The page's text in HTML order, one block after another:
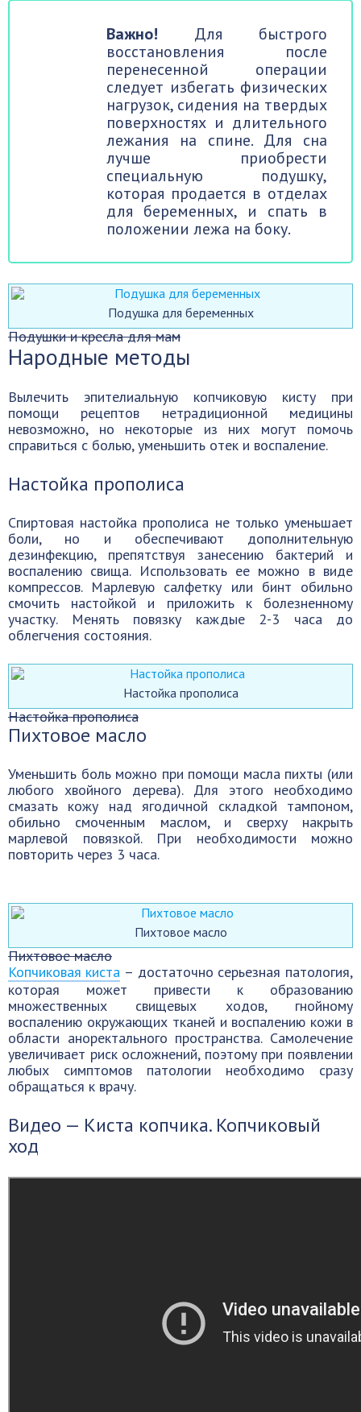
Важно! Для быстрого
восстановления после
перенесенной операции
следует избегать физических
нагрузок, сидения на твердых
поверхностях и длительного
лежания на спине. Для сна
лучше приобрести
специальную подушку,
которая продается в отделах
для беременных, и спать в
положении лежа на боку.
Подушка для беременных
Подушки и кресла для мам
Народные методы
Вылечить эпителиальную копчиковую кисту при
помощи рецептов нетрадиционной медицины
невозможно, но некоторые из них могут помочь
справиться с болью, уменьшить отек и воспаление.
Настойка прополиса
Спиртовая настойка прополиса не только уменьшает
боли, но и обеспечивают дополнительную
дезинфекцию, препятствуя занесению бактерий и
воспалению свища. Использовать ее можно в виде
компрессов. Марлевую салфетку или бинт обильно
смочить настойкой и приложить к болезненному
участку. Менять повязку каждые 2-3 часа до
облегчения состояния.
Настойка прополиса
Настойка прополиса
Пихтовое масло
Уменьшить боль можно при помощи масла пихты (или
любого хвойного дерева). Для этого необходимо
смазать кожу над ягодичной складкой тампоном,
обильно смоченным маслом, и сверху накрыть
марлевой повязкой. При необходимости можно
повторить через 3 часа.
Пихтовое масло
Пихтовое масло
Копчиковая киста – достаточно серьезная патология,
которая может привести к образованию
множественных свищевых ходов, гнойному
воспалению окружающих тканей и воспалению кожи в
области аноректального пространства. Самолечение
увеличивает риск осложнений, поэтому при появлении
любых симптомов патологии необходимо сразу
обращаться к врачу.
Видео — Киста копчика. Копчиковый
ход